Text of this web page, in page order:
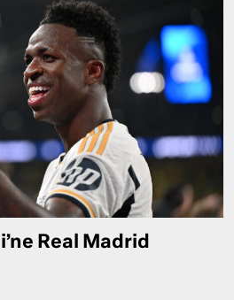
Real Madrid